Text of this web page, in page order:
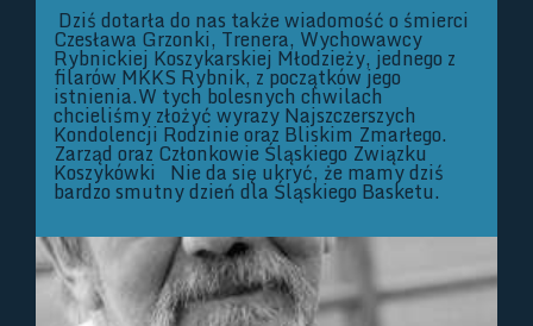
Dziś dotarła do nas także wiadomość o śmierci
Czesława Grzonki, Trenera, Wychowawcy
Rybnickiej Koszykarskiej Młodzieży, jednego z
filarów MKKS Rybnik, z początków jego
istnienia.W tych bolesnych chwilach
chcieliśmy złożyć wyrazy Najszczerszych
Kondolencji Rodzinie oraz Bliskim Zmarłego.
Zarząd oraz Członkowie Śląskiego Związku
Koszykówki Nie da się ukryć, że mamy dziś
bardzo smutny dzień dla Śląskiego Basketu.